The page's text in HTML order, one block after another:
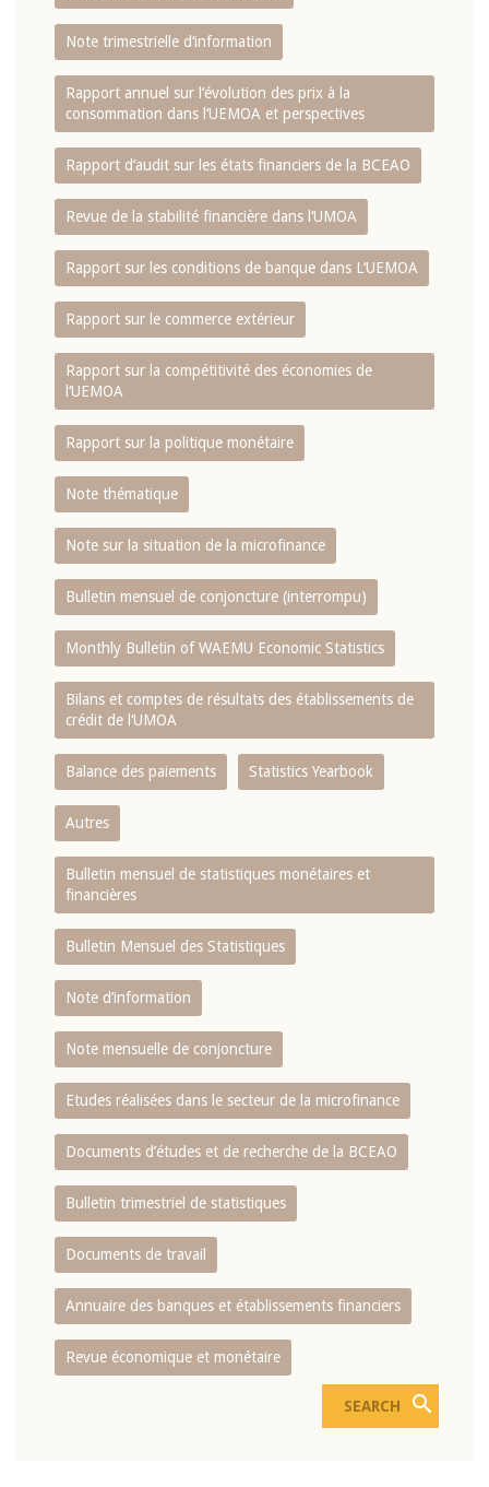
Note trimestrielle d‘information
Rapport annuel sur l‘évolution des prix à la
consommation dans l‘UEMOA et perspectives
Rapport d‘audit sur les états financiers de la BCEAO
Revue de la stabilité financière dans l‘UMOA
Rapport sur les conditions de banque dans L‘UEMOA
Rapport sur le commerce extérieur
Rapport sur la compétitivité des économies de
l‘UEMOA
Rapport sur la politique monétaire
Note thématique
Note sur la situation de la microfinance
Bulletin mensuel de conjoncture (interrompu)
Monthly Bulletin of WAEMU Economic Statistics
Bilans et comptes de résultats des établissements de
crédit de l‘UMOA
Balance des paiements Statistics Yearbook
Autres
Bulletin mensuel de statistiques monétaires et
financières
Bulletin Mensuel des Statistiques
Note d’information
Note mensuelle de conjoncture
Etudes réalisées dans le secteur de la microfinance
Documents d’études et de recherche de la BCEAO
Bulletin trimestriel de statistiques
Documents de travail
Annuaire des banques et établissements financiers
Revue économique et monétaire